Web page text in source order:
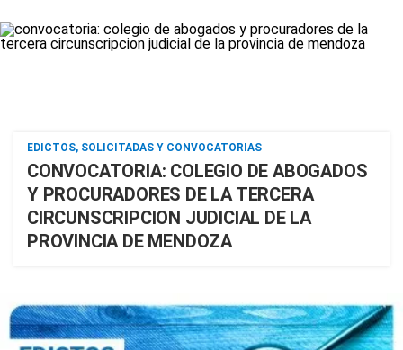
EDICTOS, SOLICITADAS Y CONVOCATORIAS
CONVOCATORIA: COLEGIO DE ABOGADOS
Y PROCURADORES DE LA TERCERA
CIRCUNSCRIPCION JUDICIAL DE LA
PROVINCIA DE MENDOZA